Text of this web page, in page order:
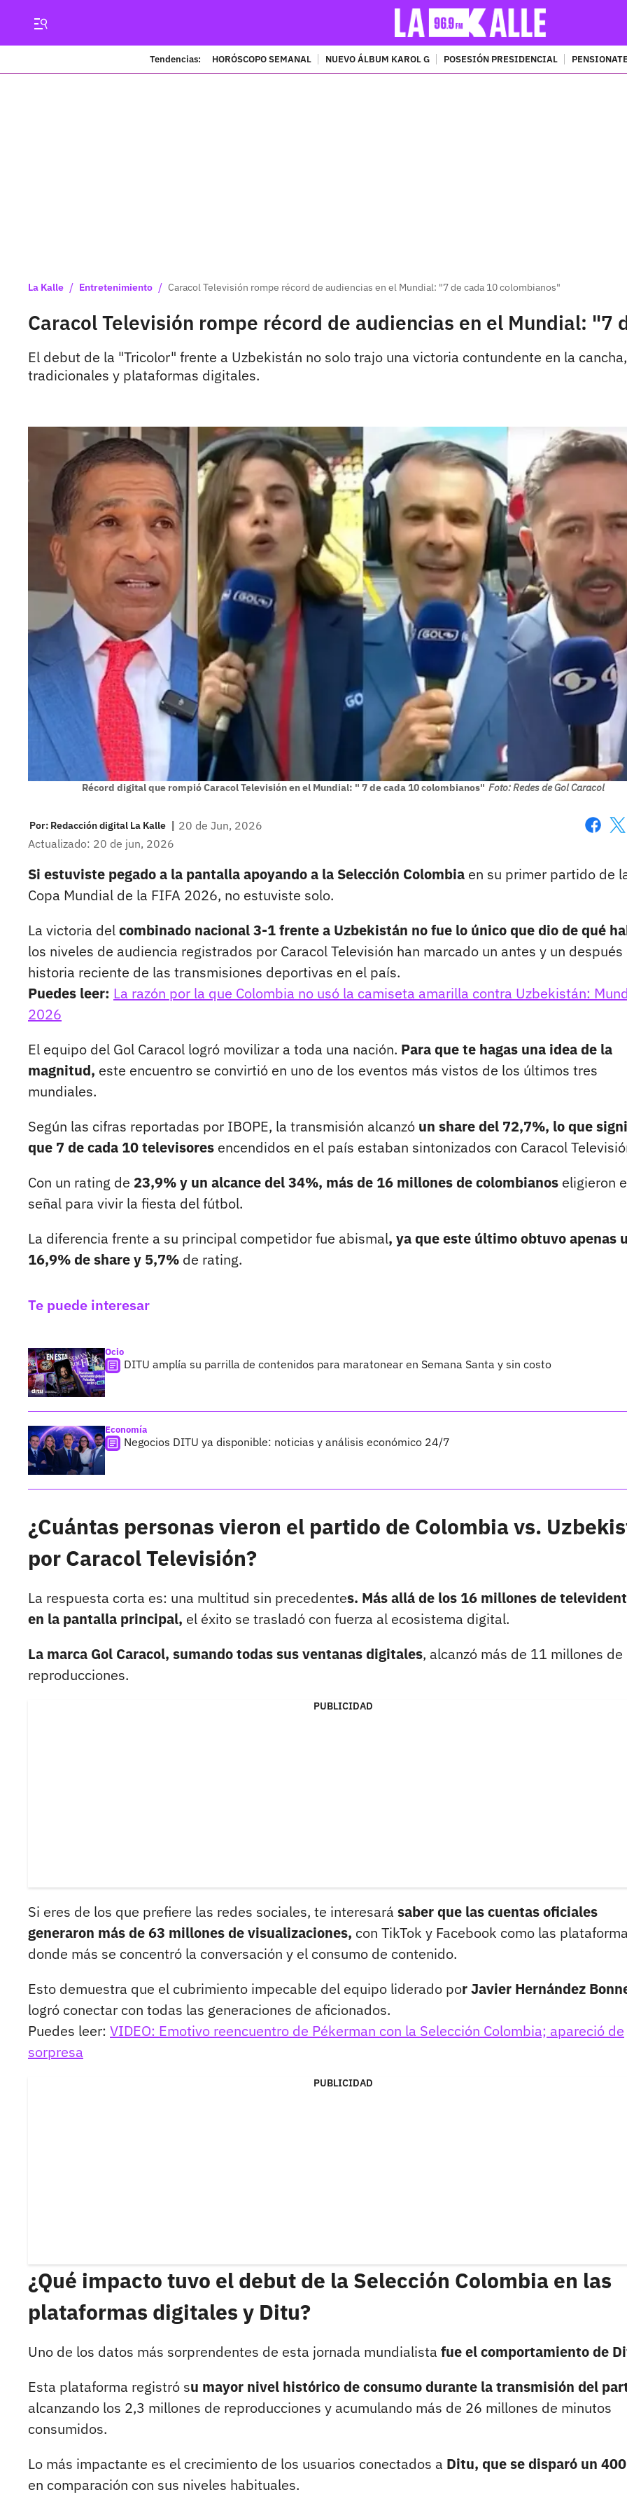
Tendencias: HORÓSCOPO SEMANAL NUEVO ÁLBUM KAROL G POSESIÓN PRESIDENCIAL
La Kalle / Entretenimiento / Caracol Televisión rompe récord de audiencias en el Mundial: "7 de cada 10 colombianos"
Caracol Televisión rompe récord de audiencias en el Mundial: "7
El debut de la "Tricolor" frente a Uzbekistán no solo trajo una victoria contundente en la
tradicionales y plataformas digitales.
Récord digital que rompió Caracol Televisión en el Mundial: " 7 de cada 10 colombianos" Foto: Redes de Gol Caracol
Por: Redacción digital La Kalle | 20 de Jun, 2026
Actualizado: 20 de jun, 2026
Si estuviste pegado a la pantalla apoyando a la Selección Colombia en su primer partido de
Copa Mundial de la FIFA 2026, no estuviste solo.
La victoria delcombinado nacional 3-1 frente a Uzbekistán no fue lo único que dio de qué
los niveles de audiencia registrados por Caracol Televisión han marcado un antes y un después
historia reciente de las transmisiones deportivas en el país.
Puedes leer: La razón por la que Colombia no usó la camiseta amarilla contra Uzbekistán:
2026
El equipo del Gol Caracol logró movilizar a toda una nación. Para que te hagas una idea de la
magnitud, este encuentro se convirtió en uno de los eventos más vistos de los últimos tres
mundiales.
Según las cifras reportadas por IBOPE, la transmisión alcanzó un share del 72,7%, lo que
que 7 de cada 10 televisores encendidos en el país estaban sintonizados con Caracol
Con un rating de 23,9% y un alcance del 34%, más de 16 millones de colombianos eligieron
señal para vivir la fiesta del fútbol.
La diferencia frente a su principal competidor fue abismal, ya que este último obtuvo apenas
16,9% de share y 5,7% de rating.
Te puede interesar
Ocio
DITU amplía su parrilla de contenidos para maratonear en Semana Santa y sin costo
Economía
Negocios DITU ya disponible: noticias y análisis económico 24/7
¿Cuántas personas vieron el partido de Colombia vs.
por Caracol Televisión?
La respuesta corta es: una multitud sin precedentes. Más allá de los 16 millones de
en la pantalla principal, el éxito se trasladó con fuerza al ecosistema digital.
La marca Gol Caracol, sumando todas sus ventanas digitales, alcanzó más de 11 millones de
reproducciones.
PUBLICIDAD
Si eres de los que prefiere las redes sociales, te interesará saber que las cuentas oficiales
generaron más de 63 millones de visualizaciones, con TikTok y Facebook como las
donde más se concentró la conversación y el consumo de contenido.
Esto demuestra que el cubrimiento impecable del equipo liderado por Javier Hernández
logró conectar con todas las generaciones de aficionados.
Puedes leer: VIDEO: Emotivo reencuentro de Pékerman con la Selección Colombia; apareció de
sorpresa
PUBLICIDAD
¿Qué impacto tuvo el debut de la Selección Colombia en las
plataformas digitales y Ditu?
Uno de los datos más sorprendentes de esta jornada mundialista fue el comportamiento de
Esta plataforma registró su mayor nivel histórico de consumo durante la transmisión del
alcanzando los 2,3 millones de reproducciones y acumulando más de 26 millones de minutos
consumidos.
Lo más impactante es el crecimiento de los usuarios conectados a Ditu, que se disparó un
en comparación con sus niveles habituales.